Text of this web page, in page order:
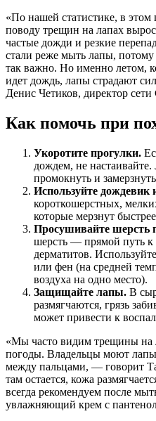
«По нашей статистике, в
поводу трещин на лапах
частые дожди и резкие
стали реже мыть лапы,
так важно. Но именно летом,
идет дождь, лапы страдают
Денис Четиков, директор
Как помочь при
Укоротите прогулки.
дождем, не
промокнуть и
Используйте дождевик
короткошерстных,
которые мерзнут
Просушивайте шерсть
шерсть — прямой путь
дерматитов.
или фен (на средней
воздуха на одно место).
Защищайте лапы. В
размягчаются, грязь
может привести к
«Мы часто видим трещины на
погоды. Владельцы моют
между пальцами, — говорит
там остается, кожа
всегда рекомендуем после
увлажняющий крем с